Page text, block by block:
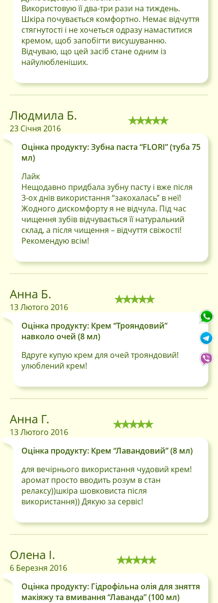
Використовую її два-три рази на тиждень.
Шкіра почувається комфортно. Немає відчуття
стягнутості і не хочеться одразу намаститися
кремом, щоб запобігти висушуванню.
Відчуваю, що цей засіб стане одним із
найулюбленіших.
Людмила Б.
23 Січня 2016
Оцінка продукту: Зубна паста “FLORI” (туба 75
мл)
Лайк
Нещодавно придбала зубну пасту і вже після
3-ох днів використання “закохалась” в неї!
Жодного дискомфорту я не відчула. Під час
чищення зубів відчувається її натуральний
склад, а після чищення – відчуття свіжості!
Рекомендую всім!
Анна Б.
13 Лютого 2016
Оцінка продукту: Крем “Трояндовий”
навколо очей (8 мл)
Вдруге купую крем для очей трояндовий!
улюблений крем!
Анна Г.
13 Лютого 2016
Оцінка продукту: Крем “Лавандовий” (8 мл)
для вечірнього використання чудовий крем!
аромат просто вводить розум в стан
релаксу))шкіра шовковиста після
використання)) Дякую за сервіс!
Олена І.
6 Березня 2016
Оцінка продукту: Гідрофільна олія для зняття
макіяжу та вмивання “Лаванда” (100 мл)
Вхід
Запам'ятати мене
Вхід через соцмережі
Google